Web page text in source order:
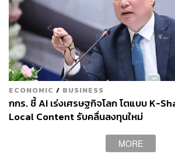
กรณีของ Range Intelligent สะท้อนภาพใ
จีนได้ดี บริษัทไม่ได้ขายแอปหรือแพลตฟอ
โครงสร้างพื้นฐานที่ทำให้ AI ทำงานได้จริง
ระบบ Liquid Cooling ระบบพลังงาน และ
ซึ่งทั้งหมดนี้เป็นหัวใจสำคัญของเศรษฐกิจ
โดยสรุป ความน่าสนใจของเทคโนโลยีจีน
เปลี่ยนจาก Consumer Internet ไปสู่ AI
หากในอดีตจีนสร้างความมั่งคั่งจากแพล
E-commerce รอบต่อไปอาจถูกขับเคลื่อนโ
GPU, Optical Modules, PCB, Memory
ECONOMIC / BUSINESS
กกร. ชี้ AI เร่งเศรษฐกิจโลก โตแบบ K-
Local Content รับคลื่นลงทุนใหม่
MORE